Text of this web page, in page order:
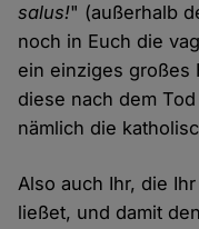
salus!" (außerhalb
noch in Euch die
ein einziges großes
diese nach dem
nämlich die
Also auch Ihr, die
ließet, und damit